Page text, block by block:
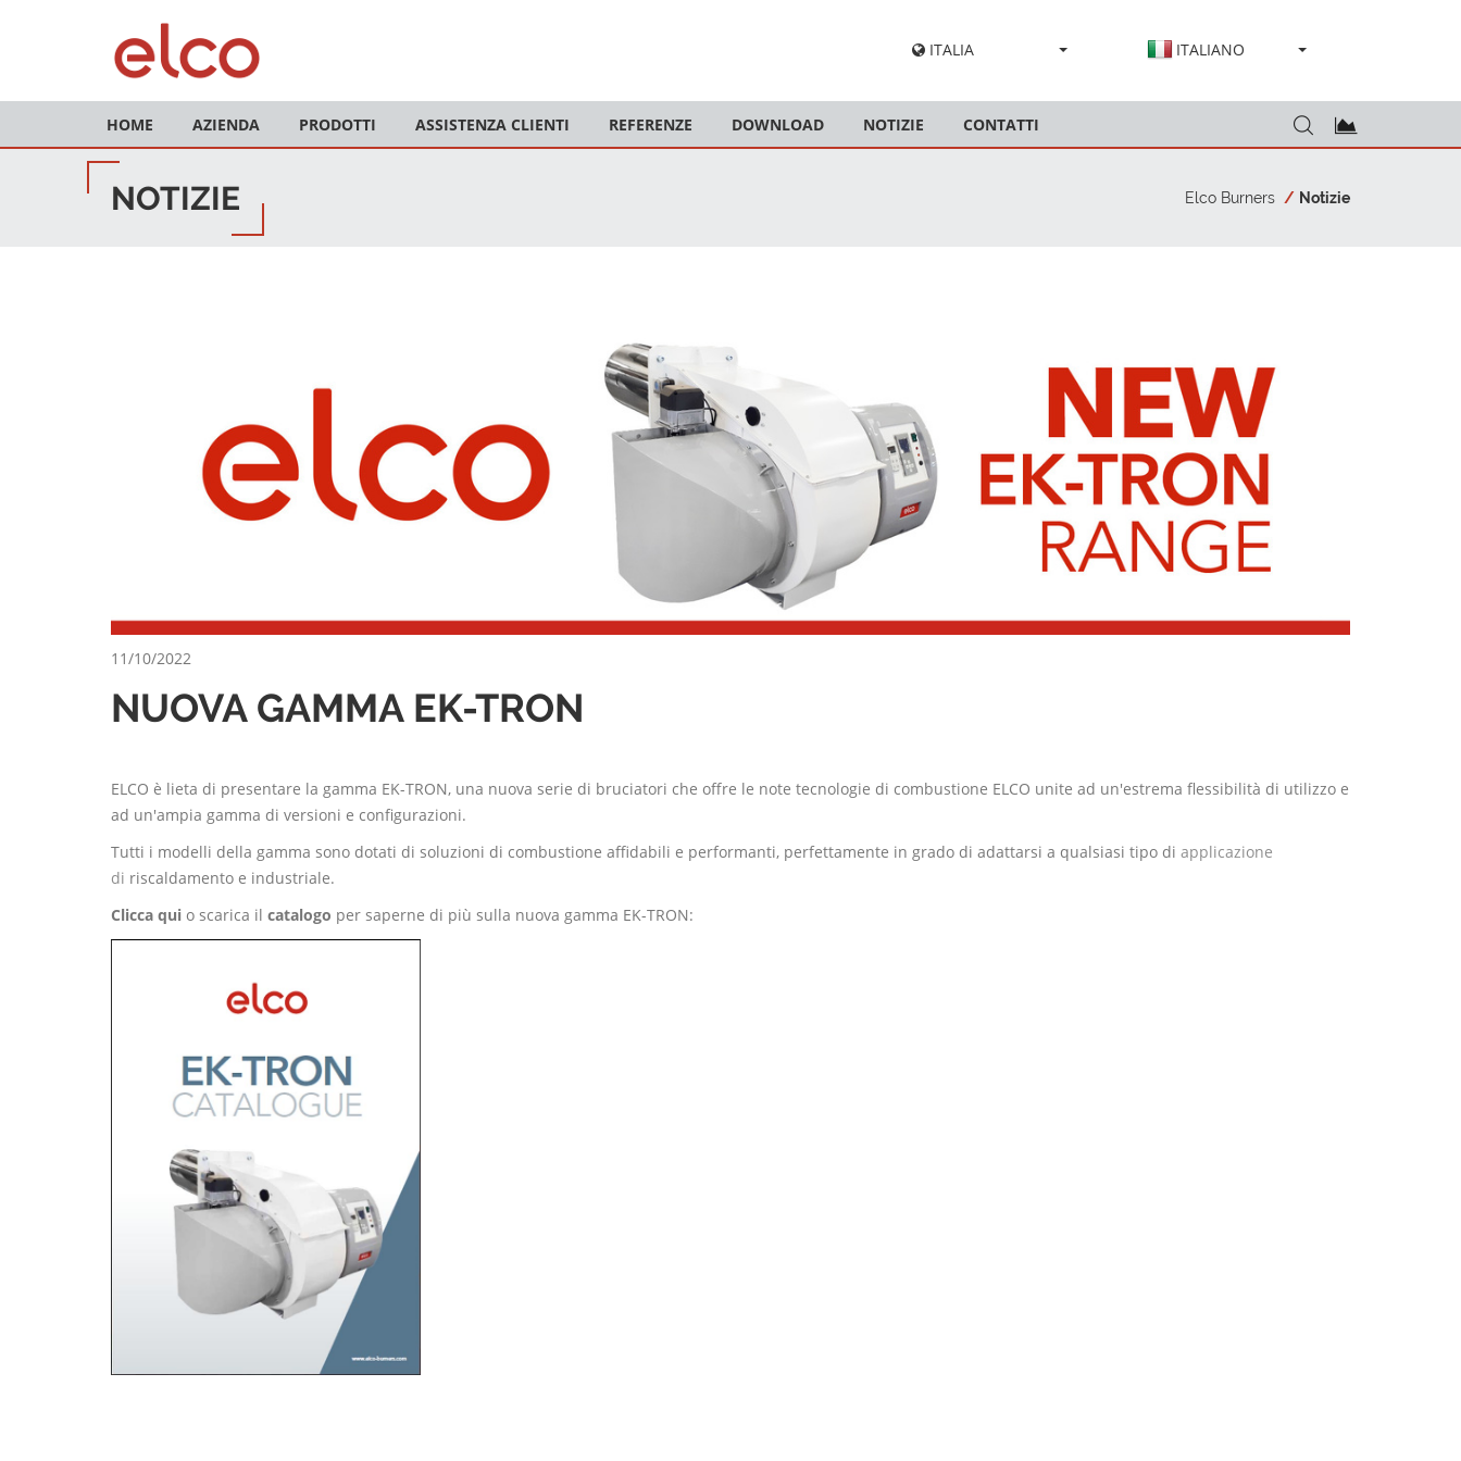
ITALIA ITALIANO
HOME AZIENDA PRODOTTI ASSISTENZA CLIENTI REFERENZE DOWNLOAD NOTIZIE CONTATTI
NOTIZIE Elco Burners Notizie
11/10/2022
NUOVA GAMMA EK-TRON
ELCO è lieta di presentare la gamma EK-TRON, una nuova serie di bruciatori che offre le note tecnologie di combustione ELCO unite ad un'estrema flessibilità di utilizzo e
ad un'ampia gamma di versioni e configurazioni.
Tutti i modelli della gamma sono dotati di soluzioni di combustione affidabili e performanti, perfettamente in grado di adattarsi a qualsiasi tipo di applicazione
di riscaldamento e industriale.
Clicca qui o scarica il catalogo per saperne di più sulla nuova gamma EK-TRON: